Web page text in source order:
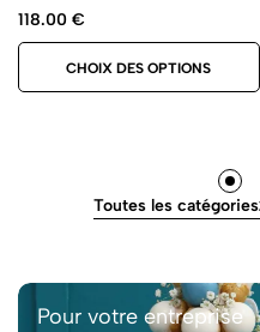
118.00 €
CHOIX DES OPTIONS
Toutes les catégories
Pour votre entreprise